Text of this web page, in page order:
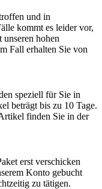
und in
kommt es leider vor,
hohen
Fall erhalten Sie von
speziell für Sie in
beträgt bis zu 10 Tage.
finden Sie in der
erst verschicken
Konto gebucht
zu tätigen.